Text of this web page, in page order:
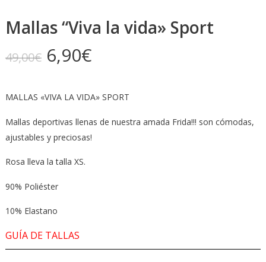
Mallas “Viva la vida» Sport
49,00€ El
precio
original
era:
49,00€.
6,90€El
actual
es:
6,90€.
MALLAS «VIVA LA VIDA» SPORT
Mallas deportivas llenas de nuestra amada Frida!!! son cómodas,
ajustables y preciosas!
Rosa lleva la talla XS.
90% Poliéster
10% Elastano
GUÍA DE TALLAS